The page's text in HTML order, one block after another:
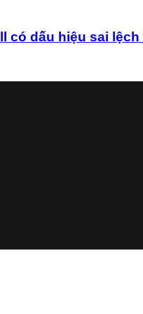
có dấu hiệu sai